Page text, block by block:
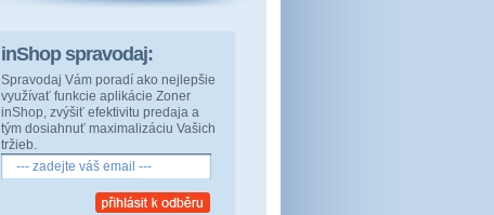
inShop spravodaj:
Spravodaj Vám poradí ako nejlepšie
využívať funkcie aplikácie Zoner
inShop, zvýšiť efektivitu predaja a
tým dosiahnuť maximalizáciu Vašich
tržieb.